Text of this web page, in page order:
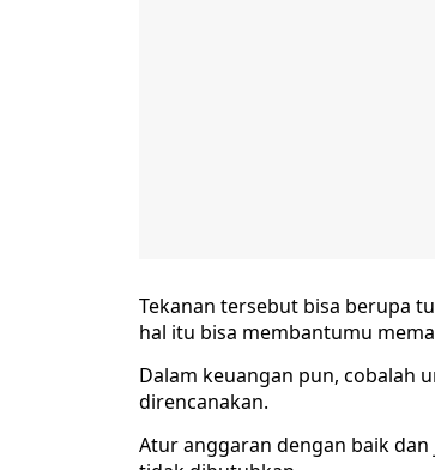
Tekanan tersebut bisa berupa
hal itu bisa membantumu
Dalam keuangan pun, cobalah
direncanakan.
Atur anggaran dengan baik